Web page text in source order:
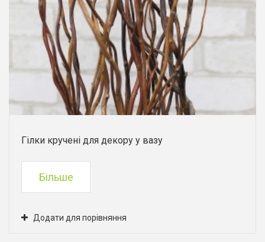
Гілки кручені для декору у вазу
Більше
Додати для порівняння